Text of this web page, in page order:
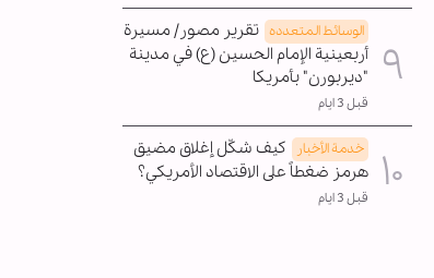
الوسائط المتعدده تقرير مصور/ مسيرة
أربعينية الإمام الحسين (ع) في مدينة
"ديربورن" بأمريكا
قبل 3 ايام
خدمة الأخبار
كيف شكّل إغلاق مضيق
هرمز ضغطاً على الاقتصاد الأمريكي؟
قبل 3 ايام